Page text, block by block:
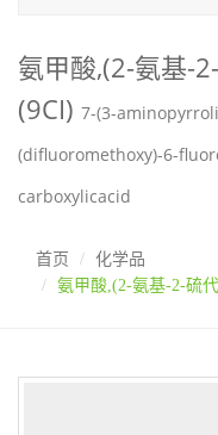
氨甲酸,(2-氨基-
(9CI) 7-(3-
(difluoromethoxy)-6-
carboxylicacid
首页
化学品
氨甲酸,(2-氨基-2-硫